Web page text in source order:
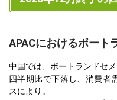
APACにおけるポート
中国では、ポートランドセ
四半期比で下落し、消費者
スにより。